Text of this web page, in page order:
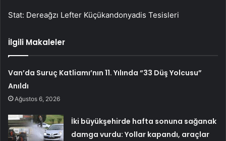
Stat: Dereağzı Lefter Küçükandonyadis Tesisleri
İlgili Makaleler
Van’da Suruç Katliamı’nın 11. Yılında “33 Düş Yolcusu”
Anıldı
Ağustos 6, 2026
İki büyükşehirde hafta sonuna sağanak
damga vurdu: Yollar kapandı, araçlar